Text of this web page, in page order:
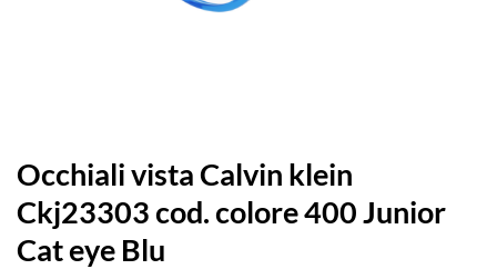
Occhiali vista Calvin klein
Ckj23303 cod. colore 400 Junior
Cat eye Blu